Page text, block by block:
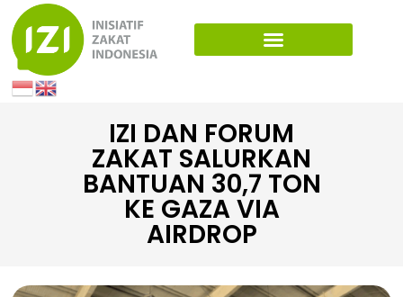
IZI DAN FORUM
ZAKAT SALURKAN
BANTUAN 30,7 TON
KE GAZA VIA
AIRDROP